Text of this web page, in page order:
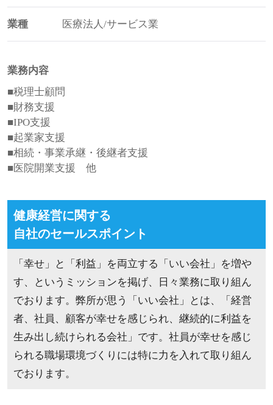
業種 医療法人/サービス業
業務内容
■税理士顧問
■財務支援
■IPO支援
■起業家支援
■相続・事業承継・後継者支援
■医院開業支援 他
健康経営に関する
自社のセールスポイント
「幸せ」と「利益」を両立する「いい会社」を増や
す、というミッションを掲げ、日々業務に取り組ん
でおります。弊所が思う「いい会社」とは、「経営
者、社員、顧客が幸せを感じられ、継続的に利益を
生み出し続けられる会社」です。社員が幸せを感じ
られる職場環境づくりには特に力を入れて取り組ん
でおります。